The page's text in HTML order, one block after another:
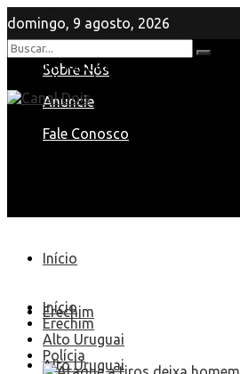
domingo, 9 agosto, 2026
Sobre Nós
Anuncie
Fale Conosco
Nenhum Resultado
View All Result
Início
Erechim
Alto Uruguai
Início
Erechim
Alto Uruguai
Polícia